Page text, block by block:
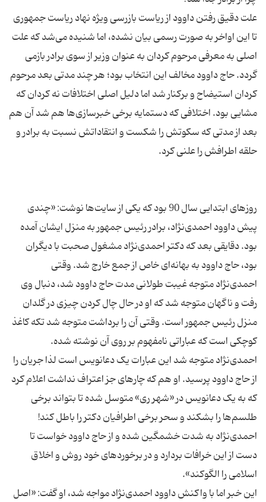
علت دقیق رفتن داوود از ریاست بازرسی ویژه نهاد ریاست جمهوری
تا این اواخر به صورت رسمی بیان نشده، اما شنیده می‌شد که علت
اصلی به معرفی مرحوم کردان به عنوان وزیر از سوی برادر بازمی
گردد. حاج داوود مخالف این انتخاب بود؛ هر چند مدتی بعد مرحوم
کردان استیضاح و برکنار شد اما دلیل اصلی اختلافات نه کردان که
مشایی بود. اختلافی که دستمایه برخی خبرسازی‌ها هم شد آن هم
بعد از مدتی که سکوتش را شکست و انتقاداتش نسبت به برادر و
روزهای ابتدایی سال 90 بود که یکی از سایت‌ها نوشت: «چندی
پیش داوود احمدی‌نژاد، برادر رئیس جمهور به منزل ایشان آمده
بود. دقایقی بعد که دکتر احمدی‌نژاد مشغول صحبت با دیگران
بود، حاج داوود به بهانه‌ای خاص از جمع خارج شد. وقتی
احمدی‌نژاد متوجه غیبت طولانی مدت حاج داوود شد، دنبال وی
رفت و ناگهان متوجه شد که او در حال چال کردن چیزی در گلدان
منزل رئیس جمهور است. وقتی آن را برداشت متوجه شد تکه کاغذ
کوچکی است که عباراتی نامفهوم بر روی آن نوشته شده.
احمدی‌نژاد متوجه شد این عبارات یک دعانویس است لذا جریان را
از حاج داوود پرسید. او هم که چارهای جز اعتراف نداشت اعلام کرد
که به یک دعانویس در «شهر ری» متوسل شده تا بتواند برخی
طلسم‌ها را بشکند و سحر برخی اطرافیان دکتر را باطل کند!
احمدی‌نژاد به شدت خشمگین شده و از حاج داوود خواست تا
دست از این خرافات بردارد و در برخوردهای خود روش و اخلاق
این خبر اما با واکنش داوود احمدی‌نژاد مواجه شد، او گفت: «اصل